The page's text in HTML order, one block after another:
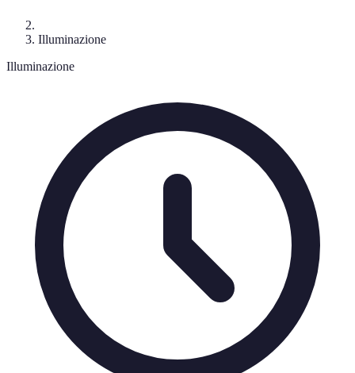
Illuminazione
Illuminazione